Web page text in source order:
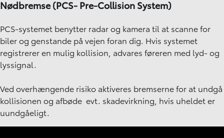
Nødbremse (PCS- Pre-Collision System)
PCS-systemet benytter radar og kamera til at scanne for
biler og genstande på vejen foran dig. Hvis systemet
registrerer en mulig kollision, advares føreren med lyd- og
lyssignal.
Ved overhængende risiko aktiveres bremserne for at undgå
kollisionen og afbøde evt. skadevirkning, hvis uheldet er
uundgåeligt.